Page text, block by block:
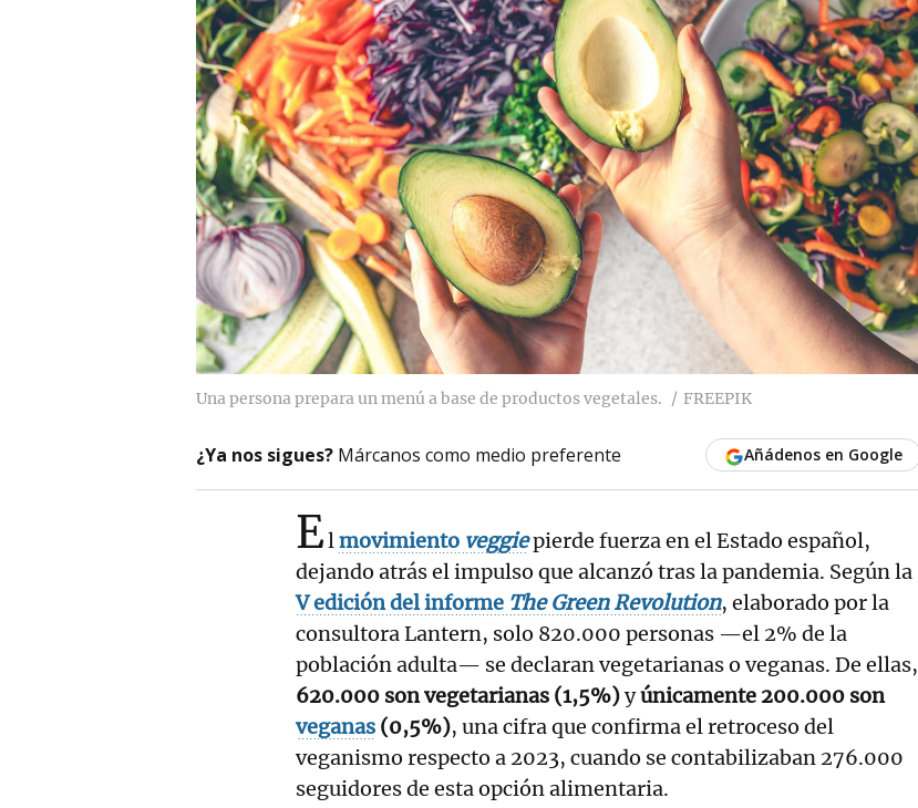
Una persona prepara un menú a base de productos vegetales. FREEPIK
¿Ya nos sigues? Márcanos como medio preferente Añádenos en Google
Elmovimiento veggiepierde fuerza en el Estado español,
dejando atrás el impulso que alcanzó tras la pandemia. Según la
V edición del informe The Green Revolution, elaborado por la
consultora Lantern, solo 820.000 personas —el 2% de la
población adulta— se declaran vegetarianas o veganas. De ellas,
620.000 son vegetarianas (1,5%)yúnicamente 200.000 son
veganas (0,5%), una cifra que confirma el retroceso del
veganismo respecto a 2023, cuando se contabilizaban 276.000
seguidores de esta opción alimentaria.